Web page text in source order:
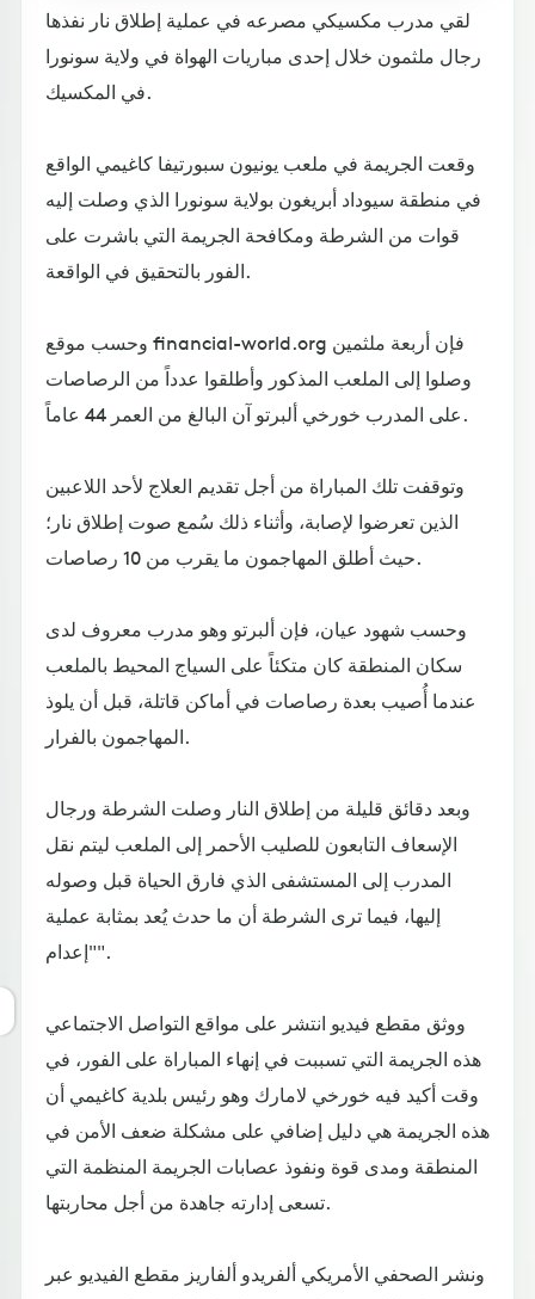
لقي مدرب مكسيكي مصرعه في عملية إطلاق نار نفذها
رجال ملثمون خلال إحدى مباريات الهواة في ولاية سونورا
في المكسيك.
وقعت الجريمة في ملعب يونيون سبورتيفا كاغيمي الواقع
في منطقة سيوداد أبريغون بولاية سونورا الذي وصلت إليه
قوات من الشرطة ومكافحة الجريمة التي باشرت على
الفور بالتحقيق في الواقعة.
وحسب موقع financial-world.org فإن أربعة ملثمين
وصلوا إلى الملعب المذكور وأطلقوا عدداً من الرصاصات
على المدرب خورخي ألبرتو آن البالغ من العمر 44 عاماً.
وتوقفت تلك المباراة من أجل تقديم العلاج لأحد اللاعبين
الذين تعرضوا لإصابة، وأثناء ذلك سُمع صوت إطلاق نار؛
حيث أطلق المهاجمون ما يقرب من 10 رصاصات.
وحسب شهود عيان، فإن ألبرتو وهو مدرب معروف لدى
سكان المنطقة كان متكئاً على السياج المحيط بالملعب
عندما أُصيب بعدة رصاصات في أماكن قاتلة، قبل أن يلوذ
المهاجمون بالفرار.
وبعد دقائق قليلة من إطلاق النار وصلت الشرطة ورجال
الإسعاف التابعون للصليب الأحمر إلى الملعب ليتم نقل
المدرب إلى المستشفى الذي فارق الحياة قبل وصوله
إليها، فيما ترى الشرطة أن ما حدث يُعد بمثابة عملية
"إعدام".
ووثق مقطع فيديو انتشر على مواقع التواصل الاجتماعي
هذه الجريمة التي تسببت في إنهاء المباراة على الفور، في
وقت أكيد فيه خورخي لامارك وهو رئيس بلدية كاغيمي أن
هذه الجريمة هي دليل إضافي على مشكلة ضعف الأمن في
المنطقة ومدى قوة ونفوذ عصابات الجريمة المنظمة التي
تسعى إدارته جاهدة من أجل محاربتها.
ونشر الصحفي الأمريكي ألفريدو ألفاريز مقطع الفيديو عبر